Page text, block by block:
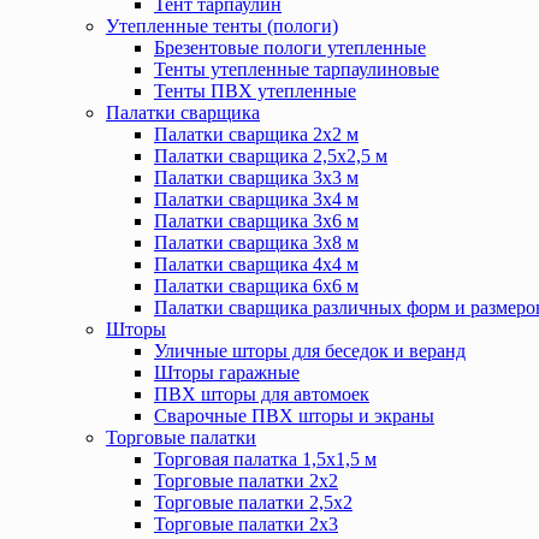
Тент тарпаулин
Утепленные тенты (пологи)
Брезентовые пологи утепленные
Тенты утепленные тарпаулиновые
Тенты ПВХ утепленные
Палатки сварщика
Палатки сварщика 2х2 м
Палатки сварщика 2,5х2,5 м
Палатки сварщика 3х3 м
Палатки сварщика 3х4 м
Палатки сварщика 3х6 м
Палатки сварщика 3х8 м
Палатки сварщика 4х4 м
Палатки сварщика 6х6 м
Палатки сварщика различных форм и
Шторы
Уличные шторы для беседок и веранд
Шторы гаражные
ПВХ шторы для автомоек
Сварочные ПВХ шторы и экраны
Торговые палатки
Торговая палатка 1,5х1,5 м
Торговые палатки 2х2
Торговые палатки 2,5х2
Торговые палатки 2х3